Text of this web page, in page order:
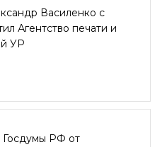
Василенко с
Агентство печати и
УР
Госдумы РФ от